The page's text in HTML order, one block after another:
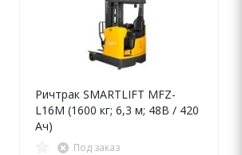
Ричтрак SMARTLIFT MFZ-
L16M (1600 кг; 6,3 м; 48В / 420
Ач)
Под заказ